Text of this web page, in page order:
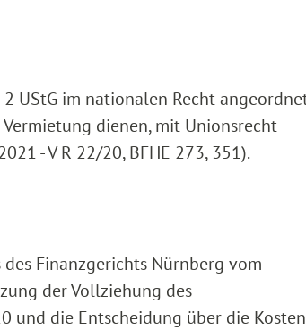
UStG im nationalen Recht
dienen, mit Unionsrecht
- V R 22/20, BFHE 273, 351).
Finanzgerichts Nürnberg vom
der Vollziehung des
und die Entscheidung über die Kosten